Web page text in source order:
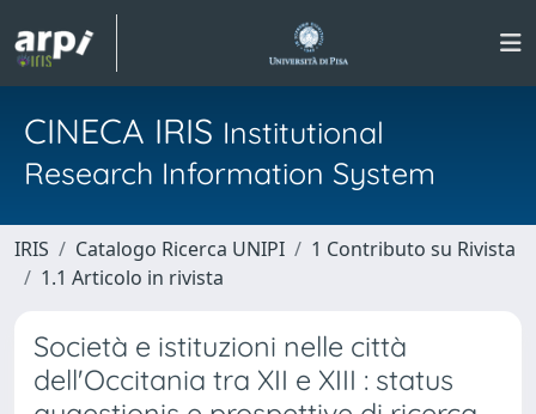
CINECA IRIS Institutional
Research Information System
IRIS Catalogo Ricerca UNIPI
1 Contributo su Rivista
1.1 Articolo in rivista
Società e istituzioni nelle città
dell'Occitania tra XII e XIII : status